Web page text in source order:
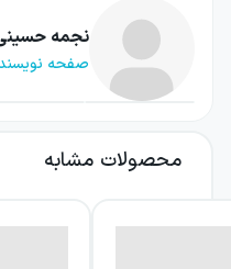
تمرین‌های معمول،
باهوش» هم قرار
متن‌های ادبی، قدرت
کتاب کارپوچینو
نجمه
صفحه
محصولات مشابه